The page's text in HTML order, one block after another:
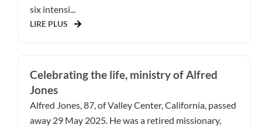
six intensi...
LIRE PLUS
Celebrating the life, ministry of Alfred
Jones
Alfred Jones, 87, of Valley Center, California, passed
away 29 May 2025. He was a retired missionary,